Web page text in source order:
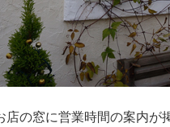
店の窓に営業時間の案内